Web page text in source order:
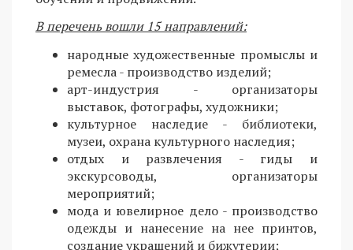
В перечень вошли 15 направлений:
народные художественные промыслы и
ремесла - производство изделий;
арт-индустрия - организаторы
выставок, фотографы, художники;
культурное наследие - библиотеки,
музеи, охрана культурного наследия;
отдых и развлечения - гиды и
экскурсоводы, организаторы
мероприятий;
мода и ювелирное дело - производство
одежды и нанесение на нее принтов,
создание украшений и бижутерии;